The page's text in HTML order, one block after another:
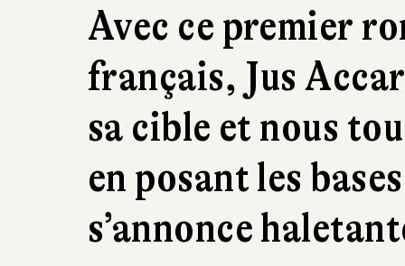
Avec ce premier
français, Jus
sa cible et nous
en posant les
s’annonce